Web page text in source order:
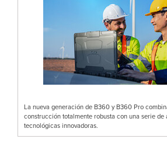
La nueva generación de B360 y B360 Pro
construcción totalmente robusta con una serie de
tecnológicas innovadoras.